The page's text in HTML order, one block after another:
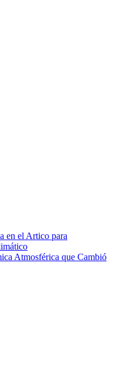
en el Artico para
Atmosférica que Cambió